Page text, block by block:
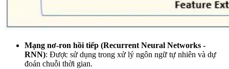
Mạng nơ-ron hồi tiếp (Recurrent Neural Networks -
RNN): Được sử dụng trong xử lý ngôn ngữ tự nhiên và dự
đoán chuỗi thời gian.